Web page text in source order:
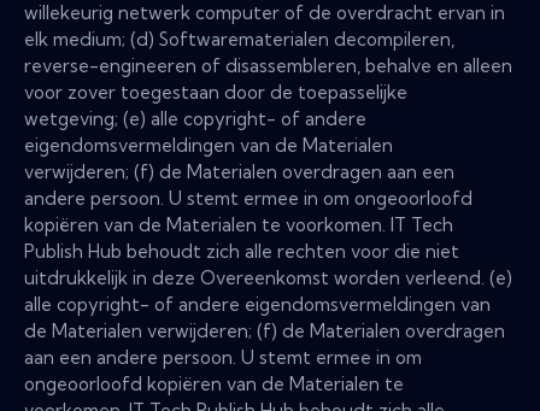
willekeurig netwerk computer of de overdracht ervan in
elk medium; (d) Softwarematerialen decompileren,
reverse-engineeren of disassembleren, behalve en alleen
voor zover toegestaan door de toepasselijke
wetgeving; (e) alle copyright- of andere
eigendomsvermeldingen van de Materialen
verwijderen; (f) de Materialen overdragen aan een
andere persoon. U stemt ermee in om ongeoorloofd
kopiëren van de Materialen te voorkomen. IT Tech
Publish Hub behoudt zich alle rechten voor die niet
uitdrukkelijk in deze Overeenkomst worden verleend. (e)
alle copyright- of andere eigendomsvermeldingen van
de Materialen verwijderen; (f) de Materialen overdragen
aan een andere persoon. U stemt ermee in om
ongeoorloofd kopiëren van de Materialen te